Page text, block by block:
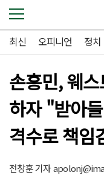
최신 오피니언 정치
손흥민, 웨
하자 "받아
격수로 책임
전창훈 기자